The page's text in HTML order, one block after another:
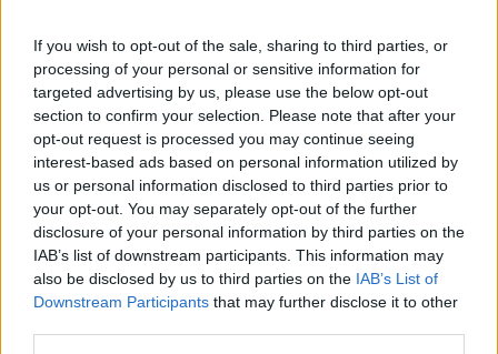
If you wish to opt-out of the sale, sharing to third parties, or
processing of your personal or sensitive information for
targeted advertising by us, please use the below opt-out
section to confirm your selection. Please note that after your
opt-out request is processed you may continue seeing
interest-based ads based on personal information utilized by
us or personal information disclosed to third parties prior to
your opt-out. You may separately opt-out of the further
disclosure of your personal information by third parties on the
IAB’s list of downstream participants. This information may
also be disclosed by us to third parties on the IAB’s List of
Downstream Participants that may further disclose it to other
in un vuoto di senso.
Il sentirsi “fuori luogo sempre” ed un indefinito senso di colpa si
fanno eco e uniscono gli amici, ma anche le comparse e i
personaggi minori, che nella scrittura, a tratti tragica e a tratti
esilarante, ci portano con sé nel loro malessere esistenziale, che ci
accorgiamo non essere poi tanto diverso da quello delle
generazioni del passato, ma che prende solo nomi differenti.”
La solitudine forzatamente ricercata, nata dal senso di
inadeguatezza, di incapacità di adattamento, di vergogna per le
vicissitudini familiari diventa, in Pietro, “talento di restare immobili”,
nel vano tentativo di tenere lontane le delusioni e i fallimenti